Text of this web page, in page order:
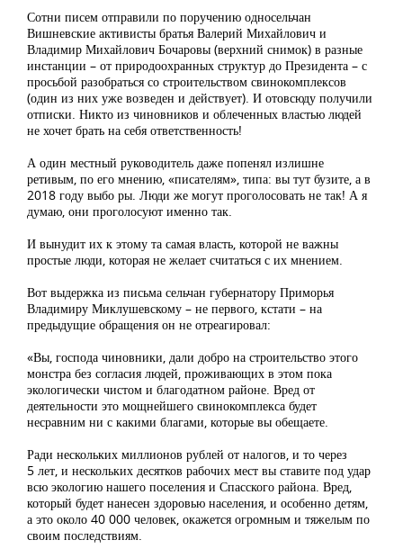
Сотни писем отправили по поручению односельчан
Вишневские активисты братья Валерий Михайлович и
Владимир Михайлович Бочаровы (верхний снимок) в разные
инстанции – от природоохранных структур до Президента – с
просьбой разобраться со строительством свинокомплексов
(один из них уже возведен и действует). И отовсюду получили
отписки. Никто из чиновников и облеченных властью людей
не хочет брать на себя ответственность!
А один местный руководитель даже попенял излишне
ретивым, по его мнению, «писателям», типа: вы тут бузите, а в
2018 году выбо ры. Люди же могут проголосовать не так! А я
думаю, они проголосуют именно так.
И вынудит их к этому та самая власть, которой не важны
простые люди, которая не желает считаться с их мнением.
Вот выдержка из письма сельчан губернатору Приморья
Владимиру Миклушевскому – не первого, кстати – на
предыдущие обращения он не отреагировал:
«Вы, господа чиновники, дали добро на строительство этого
монстра без согласия людей, проживающих в этом пока
экологически чистом и благодатном районе. Вред от
деятельности это мощнейшего свинокомплекса будет
несравним ни с какими благами, которые вы обещаете.
Ради нескольких миллионов рублей от налогов, и то через
5 лет, и нескольких десятков рабочих мест вы ставите под удар
всю экологию нашего поселения и Спасского района. Вред,
который будет нанесен здоровью населения, и особенно детям,
а это около 40 000 человек, окажется огромным и тяжелым по
своим последствиям.